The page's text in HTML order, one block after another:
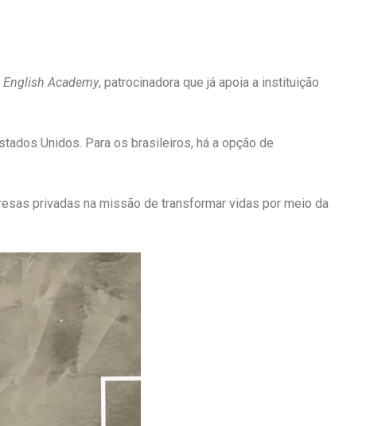
Academy, patrocinadora que já apoia a instituição
Unidos. Para os brasileiros, há a opção de
privadas na missão de transformar vidas por meio da